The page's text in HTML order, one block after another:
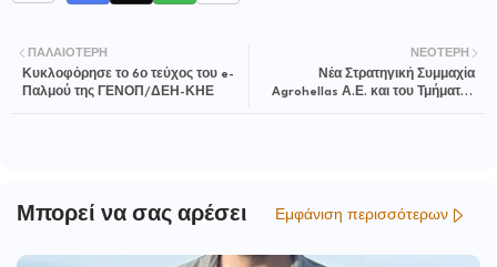
ΝΕΌΤΕΡΗ
Νέα Στρατηγική Συμμαχία
Agrohellas Α.Ε. και του Τμήματος
ΠΑΛΑΙΌΤΕΡΗ
Κυκλοφόρησε το 6ο τεύχος του e-
Παλμού της ΓΕΝΟΠ/ΔΕΗ-ΚΗΕ
Μπορεί να σας αρέσει Εμφάνιση περισσότερων